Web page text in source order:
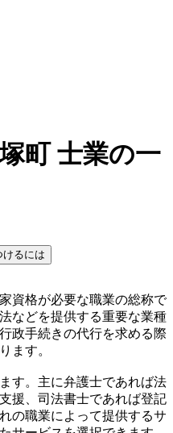
町 士業の一
けるには
資格が必要な職業の総称で
などを提供する重要な業種
政手続きの代行を求める際
ます。
す。主に弁護士であれば法
援、司法書士であれば登記
の職業によって提供するサ